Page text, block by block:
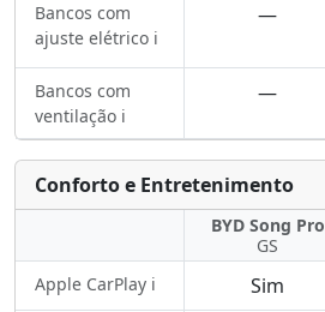
Bancos com
ajuste elétrico ℹ️
—
Bancos com
ventilação ℹ️
—
Conforto e Entretenimento
BYD Song Pro
GS
Apple CarPlay ℹ️
Sim